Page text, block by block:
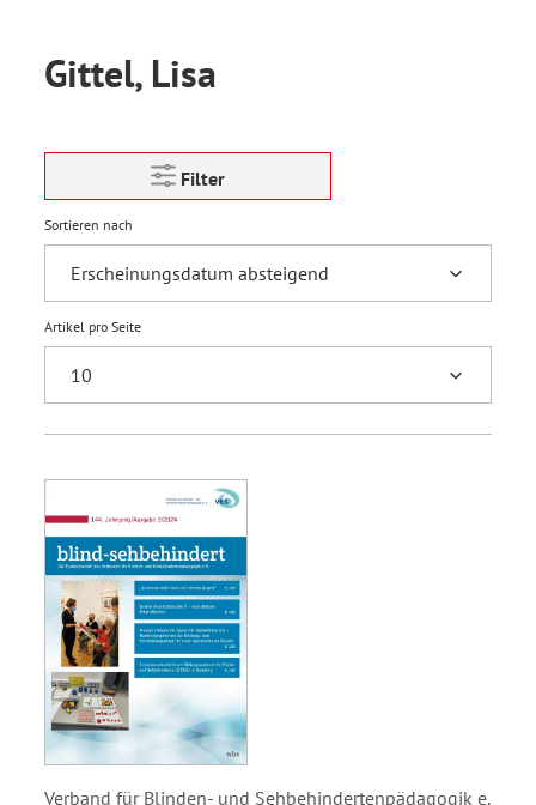
Gittel, Lisa
Filter
Sortieren nach
Artikel pro Seite
Verband für Blinden- und Sehbehindertenpädagogik e.